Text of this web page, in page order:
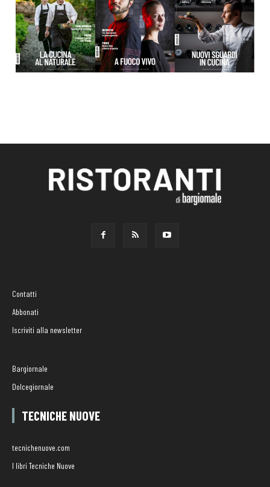
Contatti
Abbonati
Iscriviti alla newsletter
Bargiornale
Dolcegiornale
TECNICHE NUOVE
tecnichenuove.com
I libri Tecniche Nuove